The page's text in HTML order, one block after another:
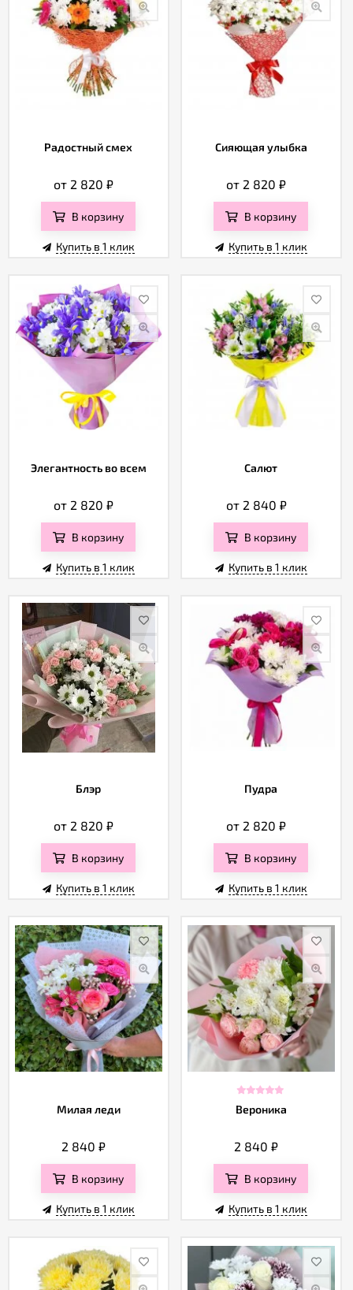
Радостный смех
от 2 820₽
В корзину
Купить в 1 клик
Сияющая улыбка
от 2 820₽
В корзину
Купить в 1 клик
Элегантность во всем
от 2 820₽
В корзину
Купить в 1 клик
Салют
от 2 840 ₽
В корзину
Купить в 1 клик
Блэр
от 2 820₽
В корзину
Купить в 1 клик
Пудра
от 2 820₽
В корзину
Купить в 1 клик
Милая леди
2 840₽
В корзину
Купить в 1 клик
Вероника
2 840₽
В корзину
Купить в 1 клик